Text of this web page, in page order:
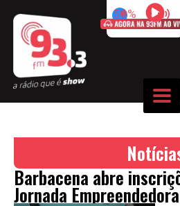
50%
Barbacena abre
Jornada